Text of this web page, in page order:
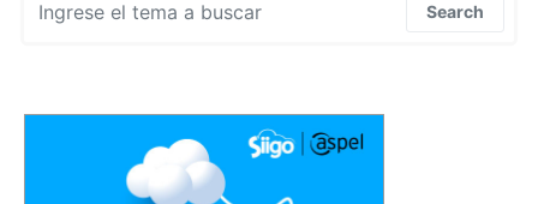
Search